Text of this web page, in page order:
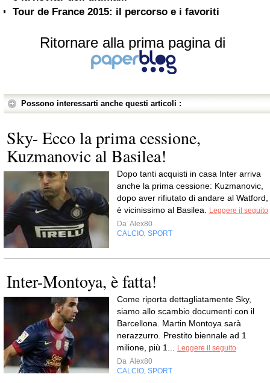
Tour de France 2015: il percorso e i favoriti
Ritornare alla prima pagina di
Possono interessarti anche questi articoli :
Sky- Ecco la prima cessione,
Kuzmanovic al Basilea!
Dopo tanti acquisti in casa Inter arriva
anche la prima cessione: Kuzmanovic,
dopo aver rifiutato di andare al Watford,
è vicinissimo al Basilea.
Leggere il seguito
Da Alex80
CALCIO SPORT
Inter-Montoya, è fatta!
Come riporta dettagliatamente Sky,
siamo allo scambio documenti con il
Barcellona. Martin Montoya sarà
nerazzurro. Prestito biennale ad 1
milione, più 1...
Leggere il seguito
Da Alex80
CALCIO SPORT